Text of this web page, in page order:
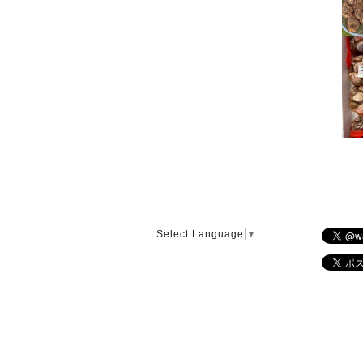
Select Language ▼